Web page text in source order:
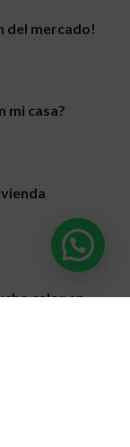
del mercado!
mi casa?
calor en